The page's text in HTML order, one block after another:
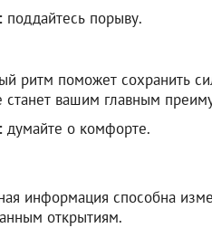
поддайтесь порыву.
ритм поможет сохранить
станет вашим главным
думайте о комфорте.
информация способна
открытиям.